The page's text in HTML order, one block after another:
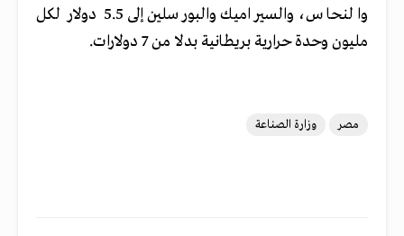
والنحاس، والسيراميك والبورسلين إلى 5.5 دولار لكل
مليون وحدة حرارية بريطانية بدلا من 7 دولارات.
مصر وزارة الصناعة